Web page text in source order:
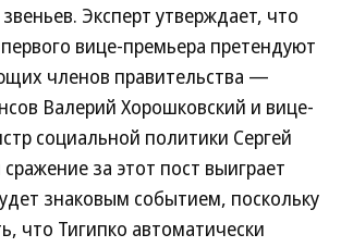
Эксперт утверждает, что
вице-премьера претендуют
членов правительства —
Валерий Хорошковский и вице-
социальной политики Сергей
за этот пост выиграет
знаковым событием, поскольку
что Тигипко автоматически